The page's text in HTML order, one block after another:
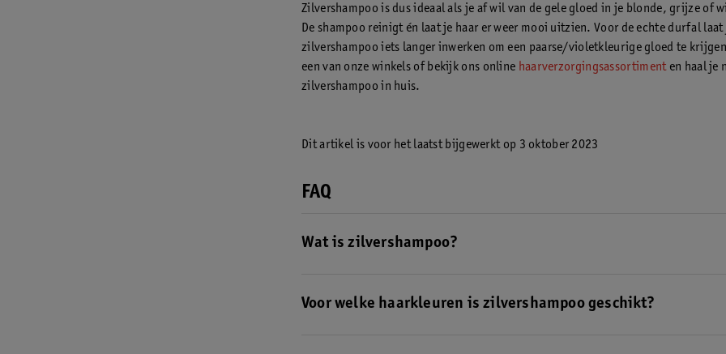
Zilvershampoo is dus ideaal als je af wil van de gele gloed in je blonde, grijze of
De shampoo reinigt én laat je haar er weer mooi uitzien. Voor de echte durfal laat
zilvershampoo iets langer inwerken om een paarse/violetkleurige gloed te
een van onze winkels of bekijk ons online haarverzorgingsassortimenten haal je
zilvershampoo in huis.
Dit artikel is voor het laatst bijgewerkt op 3 oktober 2023
FAQ
Wat is zilvershampoo?
krijgen. De paarse pigmenten in zilvershampoo helpen bij het verminderen van
Voor welke haarkleuren is zilvershampoo geschikt?